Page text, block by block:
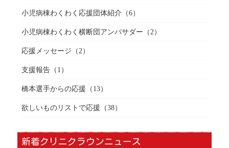
小児病棟わくわく応援団体紹介 （6）
小児病棟わくわく横断団アンバサダー （2）
応援メッセージ （2）
支援報告（1）
橋本選手からの応援 （13）
欲しいものリストで応援 （38）
新着クリニクラウンニュース